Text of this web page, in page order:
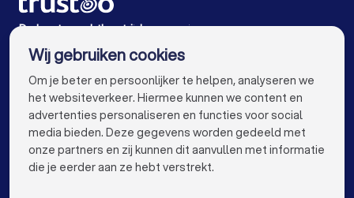
Vochtbestrijders in Rotterdam
Vochtbestrijders in Den Haag
Vochtbestrijders in Utrecht
Vochtbestrijders in Eindhoven
Vochtbestrijders in Tilburg
De beste vochtbestrijders voor jou
VOOR PARTICULIEREN keyboard_arrow_down
Wij gebruiken cookies
Om je beter en persoonlijker te helpen, analyseren we
het websiteverkeer. Hiermee kunnen we content en
advertenties personaliseren en functies voor social
media bieden. Deze gegevens worden gedeeld met
onze partners en zij kunnen dit aanvullen met informatie
die je eerder aan ze hebt verstrekt.